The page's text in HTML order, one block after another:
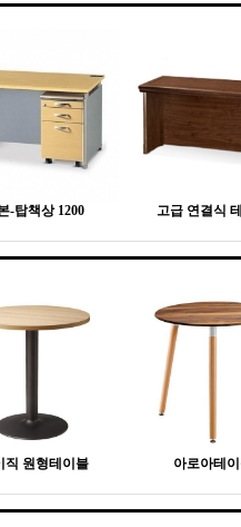
-탑책상 1200 고급 연결식
직 원형테이블 아로아테